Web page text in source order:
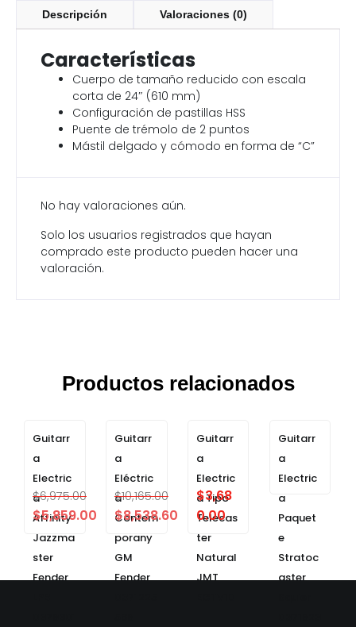
Descripción Valoraciones (0)
Características
Cuerpo de tamaño reducido con escala
corta de 24″ (610 mm)
Configuración de pastillas HSS
Puente de trémolo de 2 puntos
Mástil delgado y cómodo en forma de “C”
No hay valoraciones aún.
Solo los usuarios registrados que hayan
comprado este producto pueden hacer una
valoración.
Productos relacionados
Guitarr
a
Electric
a
Affinity
Jazzma
ster
Fender
$6,975.00
$5,859.00
Guitarr
a
Eléctric
a
Contem
porany
GM
Fender
$10,165.00
$8,538.60
Guitarr
a
Electric
a Tipo
Telecas
ter
Natural
JMT
$3,68
0.00
Guitarr
a
Electric
a
Paquet
e
Stratoc
aster